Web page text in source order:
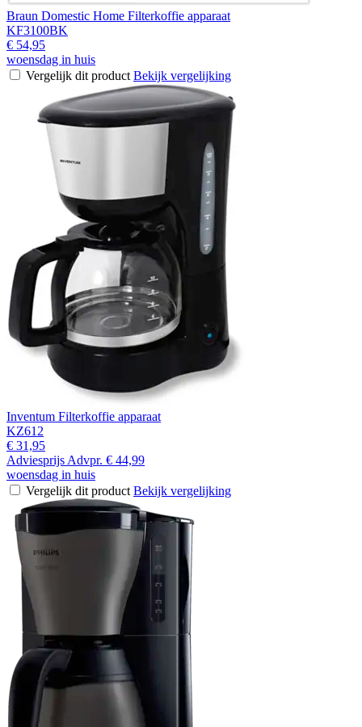
Braun Domestic Home Filterkoffie apparaat
KF3100BK
€ 54,95
woensdag in huis
Vergelijk dit product Bekijk vergelijking
Inventum Filterkoffie apparaat
KZ612
€ 31,95
Adviesprijs Advpr. € 44,99
woensdag in huis
Vergelijk dit product Bekijk vergelijking